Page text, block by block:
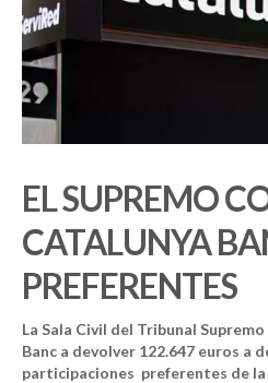
EL SUPREMO
CATALUNYA
PREFERENTES
La Sala Civil del Tribunal
Banc a devolver 122.647 euros a
participaciones preferentes de